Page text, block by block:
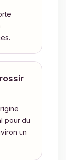
pour du
un